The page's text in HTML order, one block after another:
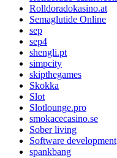
Rolldoradokasino.at
Semaglutide Online
sep
sep4
shengli.pt
simpcity
skipthegames
Skokka
Slot
Slotlounge.pro
smokacecasino.se
Sober living
Software development
spankbang